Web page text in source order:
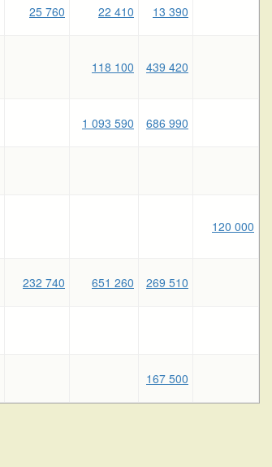
25 760 22 410 13 390
118 100 439 420
1 093 590 686 990
120 000
232 740 651 260 269 510
167 500